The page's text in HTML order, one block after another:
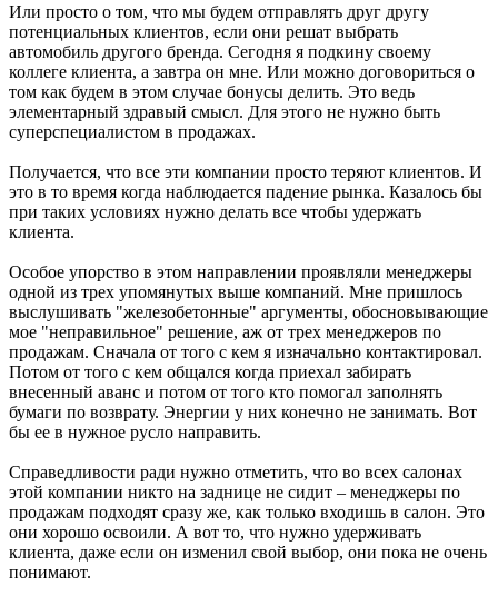
Или просто о том, что мы будем отправлять друг другу
потенциальных клиентов, если они решат выбрать
автомобиль другого бренда. Сегодня я подкину своему
коллеге клиента, а завтра он мне. Или можно договориться о
том как будем в этом случае бонусы делить. Это ведь
элементарный здравый смысл. Для этого не нужно быть
суперспециалистом в продажах.
Получается, что все эти компании просто теряют клиентов. И
это в то время когда наблюдается падение рынка. Казалось бы
при таких условиях нужно делать все чтобы удержать
клиента.
Особое упорство в этом направлении проявляли менеджеры
одной из трех упомянутых выше компаний. Мне пришлось
выслушивать "железобетонные" аргументы, обосновывающие
мое "неправильное" решение, аж от трех менеджеров по
продажам. Сначала от того с кем я изначально контактировал.
Потом от того с кем общался когда приехал забирать
внесенный аванс и потом от того кто помогал заполнять
бумаги по возврату. Энергии у них конечно не занимать. Вот
бы ее в нужное русло направить.
Справедливости ради нужно отметить, что во всех салонах
этой компании никто на заднице не сидит – менеджеры по
продажам подходят сразу же, как только входишь в салон. Это
они хорошо освоили. А вот то, что нужно удерживать
клиента, даже если он изменил свой выбор, они пока не очень
понимают.